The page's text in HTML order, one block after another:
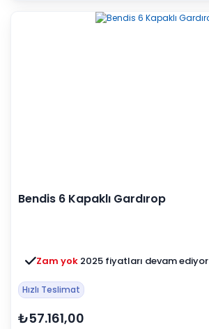
Bendis 6 Kapaklı Gardırop
Zam yok 2025 fiyatları devam ediyor
Hızlı Teslimat
₺57.161,00